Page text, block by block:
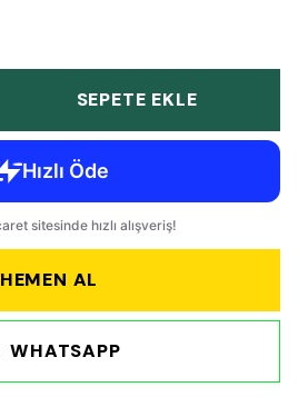
SEPETE EKLE
HEMEN AL
WHATSAPP